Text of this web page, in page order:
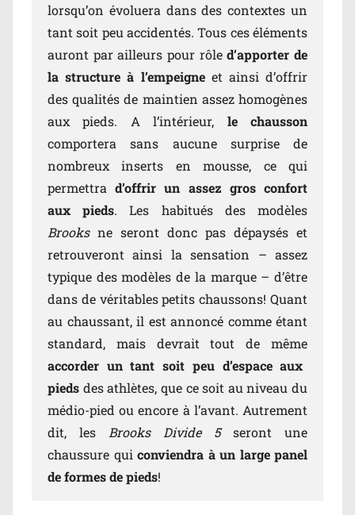
lorsqu’on évoluera dans des contextes un
tant soit peu accidentés. Tous ces éléments
auront par ailleurs pour rôled’apporter de
la structure à l’empeigne et ainsi d’offrir
des qualités de maintien assez homogènes
aux pieds. A l’intérieur, le chausson
comportera sans aucune surprise de
nombreux inserts en mousse, ce qui
permettrad’offrir un assez gros confort
aux pieds. Les habitués des modèles
Brooks ne seront donc pas dépaysés et
retrouveront ainsi la sensation – assez
typique des modèles de la marque – d’être
dans de véritables petits chaussons! Quant
au chaussant, il est annoncé comme étant
standard, mais devrait tout de même
accorder un tant soit peu d’espace aux
pieds des athlètes, que ce soit au niveau du
médio-pied ou encore à l’avant. Autrement
dit, les Brooks Divide 5seront une
chaussure qui conviendra à un large panel
de formes de pieds!